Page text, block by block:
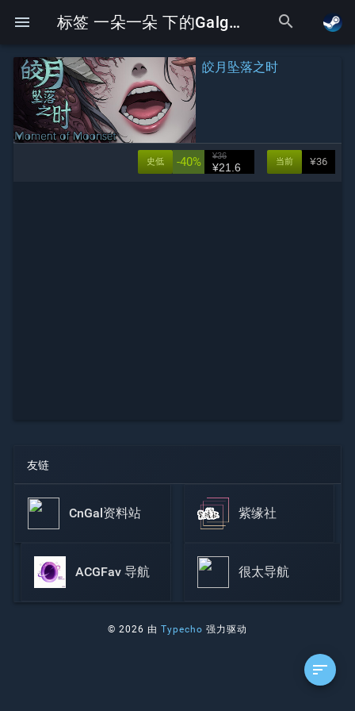
menu 标签 一朵一朵 下的Galgame search
皎月坠落之时
¥36
当前
-40% ¥36
¥21.6
史低
友链
CnGal资料站 紫缘社
ACGFav 导航 很太导航
© 2026 由Typecho 强力驱动
sort